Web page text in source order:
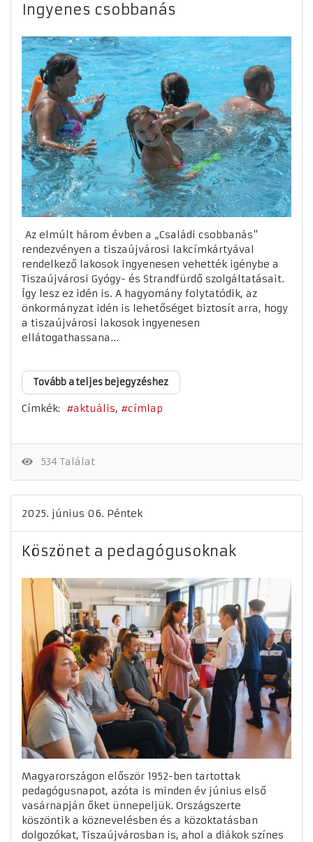
Ingyenes csobbanás
Az elmúlt három évben a „Családi csobbanás"
rendezvényen a tiszaújvárosi lakcímkártyával
rendelkező lakosok ingyenesen vehették igénybe a
Tiszaújvárosi Gyógy- és Strandfürdő szolgáltatásait.
Így lesz ez idén is. A hagyomány folytatódik, az
önkormányzat idén is lehetőséget biztosít arra, hogy
a tiszaújvárosi lakosok ingyenesen
ellátogathassana...
Tovább a teljes bejegyzéshez
Címkék: aktuális címlap
534 Találat
2025. június 06. Péntek
Köszönet a pedagógusoknak
Magyarországon először 1952-ben tartottak
pedagógusnapot, azóta is minden év június első
vasárnapján őket ünnepeljük. Országszerte
köszöntik a köznevelésben és a közoktatásban
dolgozókat, Tiszaújvárosban is, ahol a diákok színes